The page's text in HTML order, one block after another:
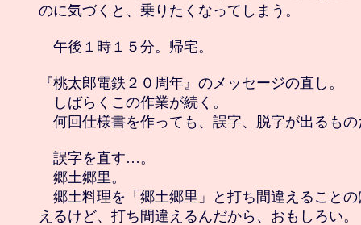
のに気づくと、乗りたくなってしまう。
午後１時１５分。帰宅。
『桃太郎電鉄２０周年』のメッセージの直し。
しばらくこの作業が続く。
何回仕様書を作っても、誤字、脱字が出るもの
誤字を直す…。
郷土郷里。
郷土料理を「郷土郷里」と打ち間違えること
えるけど、打ち間違えるんだから、おもしろい。